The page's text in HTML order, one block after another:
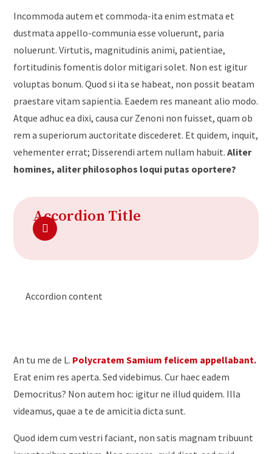
Incommoda autem et commoda-ita enim estmata et
dustmata appello-communia esse voluerunt, paria
noluerunt. Virtutis, magnitudinis animi, patientiae,
fortitudinis fomentis dolor mitigari solet. Non est igitur
voluptas bonum. Quod si ita se habeat, non possit beatam
praestare vitam sapientia. Eaedem res maneant alio modo.
Atque adhuc ea dixi, causa cur Zenoni non fuisset, quam ob
rem a superiorum auctoritate discederet. Et quidem, inquit,
vehementer errat; Disserendi artem nullam habuit.Aliter
homines, aliter philosophos loqui putas oportere?
Accordion Title
Accordion content
An tu me de L. Polycratem Samium felicem appellabant.
Erat enim res aperta. Sed videbimus. Cur haec eadem
Democritus? Non autem hoc: igitur ne illud quidem. Illa
videamus, quae a te de amicitia dicta sunt.
Quod idem cum vestri faciant, non satis magnam tribuunt